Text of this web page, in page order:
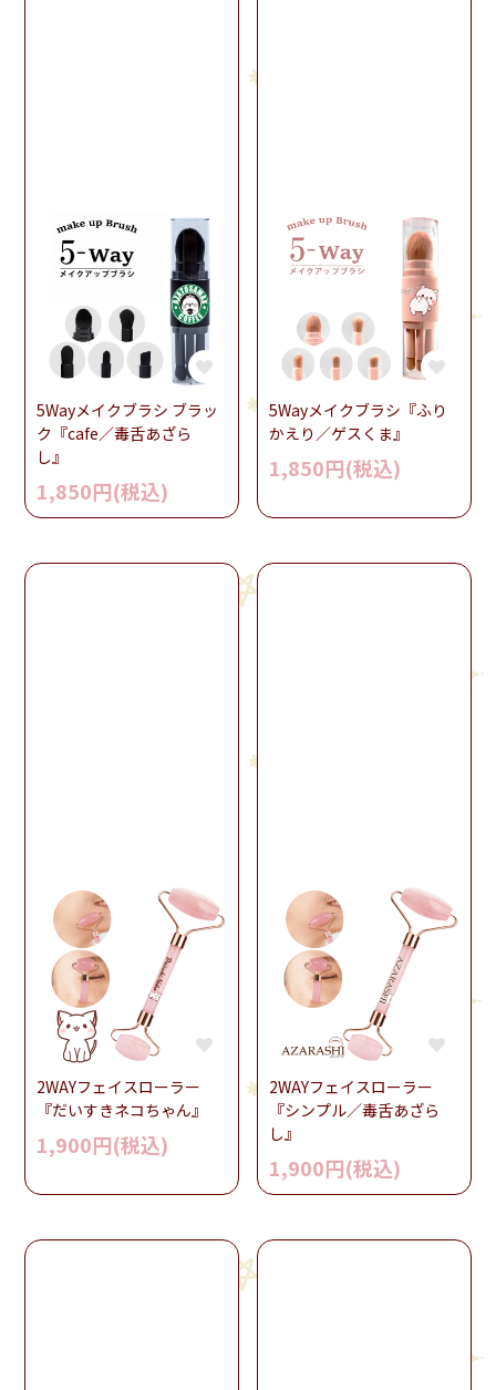
5Wayメイクブラシ ブラッ
ク『cafe／毒舌あざら
し』
1,850円(税込)
5Wayメイクブラシ『ふり
かえり／ゲスくま』
1,850円(税込)
2WAYフェイスローラー
『だいすきネコちゃん』
1,900円(税込)
2WAYフェイスローラー
『シンプル／毒舌あざら
し』
1,900円(税込)